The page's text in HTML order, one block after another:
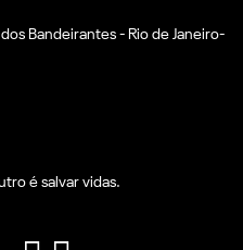
Bandeirantes - Rio de Janeiro-
é salvar vidas.